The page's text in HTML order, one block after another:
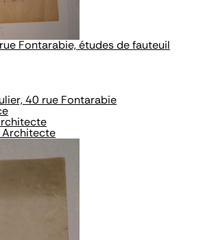
Fontarabie, études de fauteuil
40 rue Fontarabie
Architecte